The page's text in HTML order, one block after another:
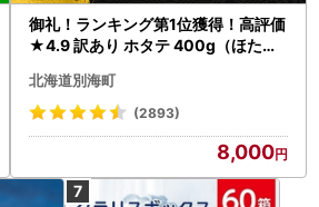
御礼！ランキング第1位獲得！高評価
★4.9 訳あり ホタテ 400g（ほたて
北海道別海町
(2893)
8,000